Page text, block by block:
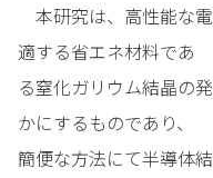
本研究は、高性能な
適する省エネ材料であ
る窒化ガリウム結晶の
かにするものであり、
簡便な方法にて半導体